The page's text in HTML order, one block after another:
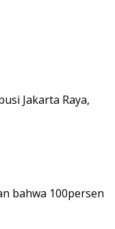
Jakarta Raya,
bahwa 100persen